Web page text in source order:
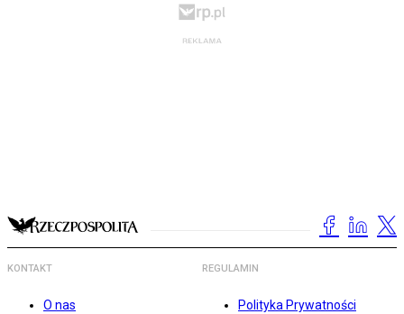
KONTAKT
O nas
REGULAMIN
Polityka Prywatności